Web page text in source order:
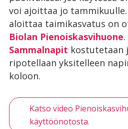
voi ajoittaa jo
aloittaa taimikasvatus on
Biolan Pienoiskasvihuone
Sammalnapit kostutetaan
ripotellaan yksitelleen
koloon.
Katso video
käyttöönotosta.